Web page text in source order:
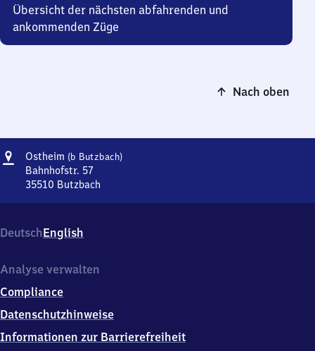
Übersicht der nächsten abfahrenden und
ankommenden Züge
Nach oben
Adresse
Ostheim (b Butzbach)Ostheim
Bahnhofstr. 57
35510 Butzbach
Butzbach),
Bahnhofstr.
3
5
1
Butzbach
DeutschEnglish
Analyse verwalten
Compliance
Datenschutzhinweise
Informationen zur Barrierefreiheit